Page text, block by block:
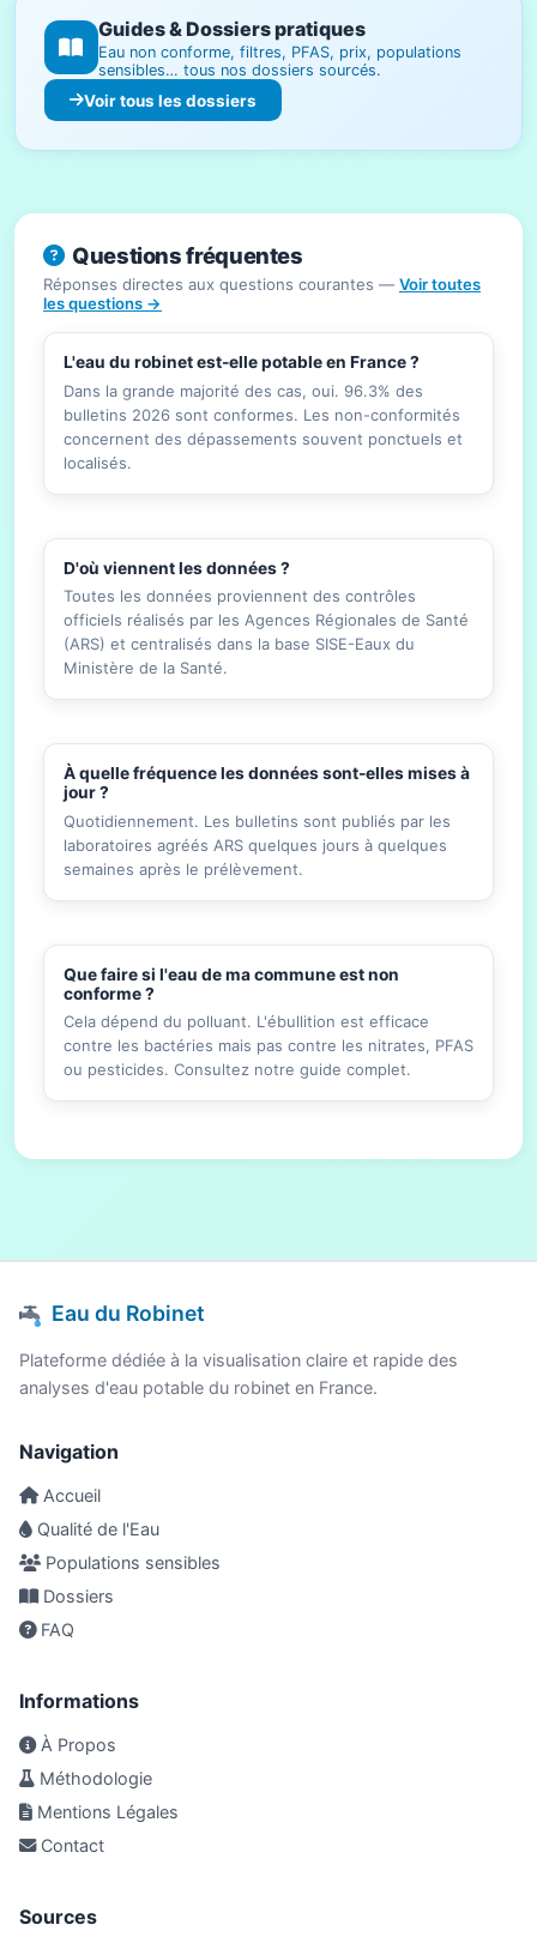
Guides & Dossiers pratiques
Eau non conforme, filtres, PFAS, prix, populations
sensibles… tous nos dossiers sourcés.
Voir tous les dossiers
Questions fréquentes
Réponses directes aux questions courantes — Voir toutes
les questions →
L'eau du robinet est-elle potable en France ?
Dans la grande majorité des cas, oui. 96.3% des
bulletins 2026 sont conformes. Les non-conformités
concernent des dépassements souvent ponctuels et
localisés.
D'où viennent les données ?
Toutes les données proviennent des contrôles
officiels réalisés par les Agences Régionales de Santé
(ARS) et centralisés dans la base SISE-Eaux du
Ministère de la Santé.
À quelle fréquence les données sont-elles mises à
jour ?
Quotidiennement. Les bulletins sont publiés par les
laboratoires agréés ARS quelques jours à quelques
semaines après le prélèvement.
Que faire si l'eau de ma commune est non
conforme ?
Cela dépend du polluant. L'ébullition est efficace
contre les bactéries mais pas contre les nitrates, PFAS
ou pesticides. Consultez notre guide complet.
Eau du Robinet
Plateforme dédiée à la visualisation claire et rapide des
analyses d'eau potable du robinet en France.
Navigation
Accueil
Qualité de l'Eau
Populations sensibles
Dossiers
FAQ
Informations
À Propos
Méthodologie
Mentions Légales
Contact
Sources